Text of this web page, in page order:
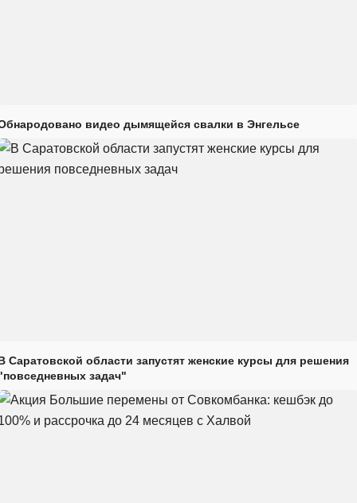
видео дымящейся свалки в Энгельсе
Саратовской области запустят женские курсы для решения
задач"